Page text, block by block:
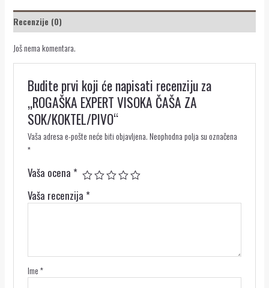
Recenzije (0)
Još nema komentara.
Budite prvi koji će napisati recenziju za
„ROGAŠKA EXPERT VISOKA ČAŠA ZA
SOK/KOKTEL/PIVO“
Vaša adresa e-pošte neće biti objavljena. Neophodna polja su označena
*
Vaša ocena *
Vaša recenzija *
Ime*